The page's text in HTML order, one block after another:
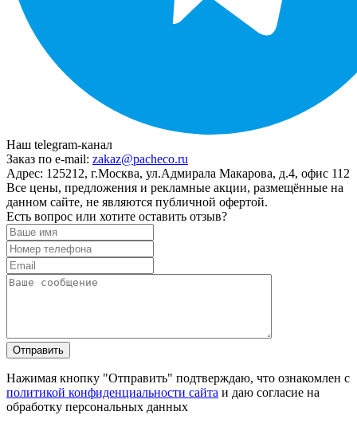
Наш telegram-канал
Заказ по e-mail: zakaz@pacheco.ru
Адрес: 125212, г.Москва, ул.Адмирала Макарова, д.4, офис 112
Все цены, предложения и рекламные акции, размещённые на
данном сайте, не являются публичной офертой.
Есть вопрос или хотите оставить отзыв?
Нажимая кнопку "Отправить" подтверждаю, что ознакомлен с
политикой конфиденциальности сайта и даю согласие на
обработку персональных данных